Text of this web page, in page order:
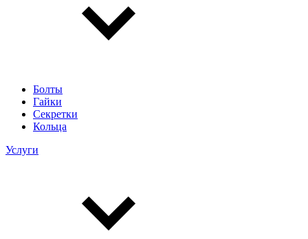
Болты
Гайки
Секретки
Кольца
Услуги